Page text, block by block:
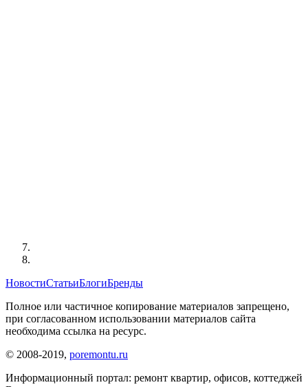
НовостиСтатьиБлогиБренды
Полное или частичное копирование материалов запрещено,
при согласованном использовании материалов сайта
необходима ссылка на ресурс.
© 2008-2019, poremontu.ru
Информационный портал: ремонт квартир, офисов, коттеджей